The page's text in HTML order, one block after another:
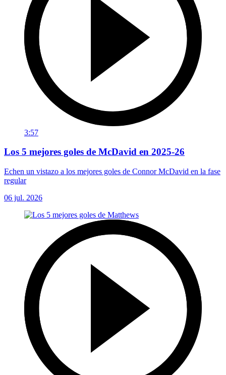
3:57
Los 5 mejores goles de McDavid en 2025-26
Echen un vistazo a los mejores goles de Connor McDavid en la fase
regular
06 jul. 2026